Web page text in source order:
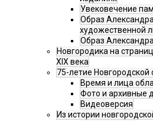
Увековечение
Образ
художественной
Образ
Новгородика на
XIX века
75-летие Новгородской
Время и лица
Фото и архивные
Видеоверсия
Из истории